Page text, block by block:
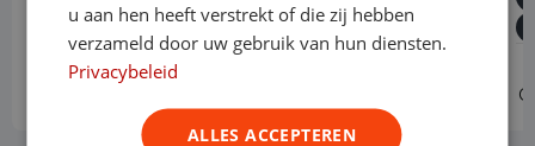
Diesel Automaat 57.327 km 2024
Asten
L2H1
u aan hen heeft verstrekt of die zij hebben
verzameld door uw gebruik van hun diensten.
Privacybeleid
ALLES ACCEPTEREN